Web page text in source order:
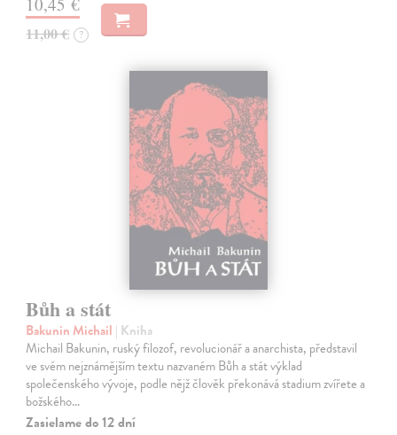
11,00 € ?
Bůh a stát
Bakunin Michail | Kniha
Michail Bakunin, ruský filozof, revolucionář a anarchista, představil
ve svém nejznámějším textu nazvaném Bůh a stát výklad
společenského vývoje, podle nějž člověk překonává stadium zvířete a
božského…
Zasielame do 12 dní